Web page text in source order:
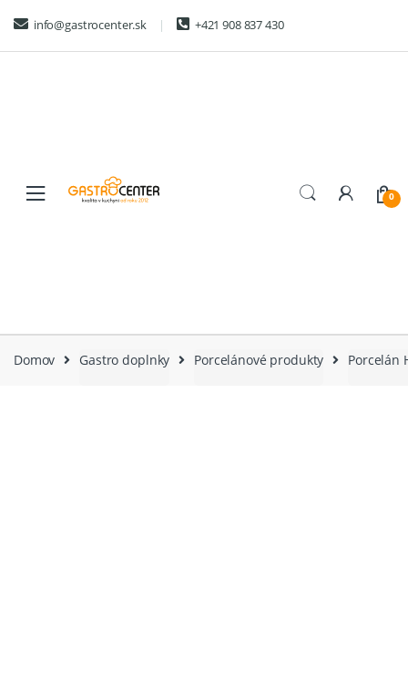
navigation
content
info@gastrocenter.sk +421 908 837 430
0
Domov Gastro doplnky Porcelánové produkty Porcelán